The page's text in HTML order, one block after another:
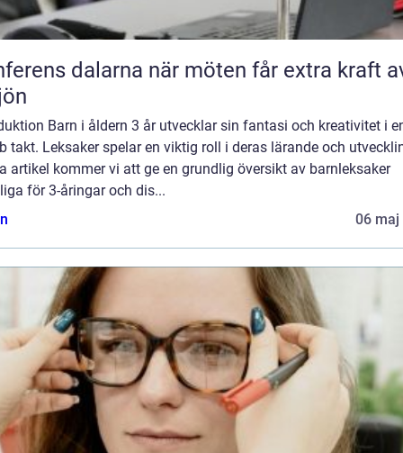
dalarna när möten får extra kraft av
Barn i åldern 3 år utvecklar sin fantasi och kreativitet i
takt. Leksaker spelar en viktig roll i deras lärande och
artikel kommer vi att ge en grundlig översikt av barnleksaker
för 3-åringar och dis...
06 maj